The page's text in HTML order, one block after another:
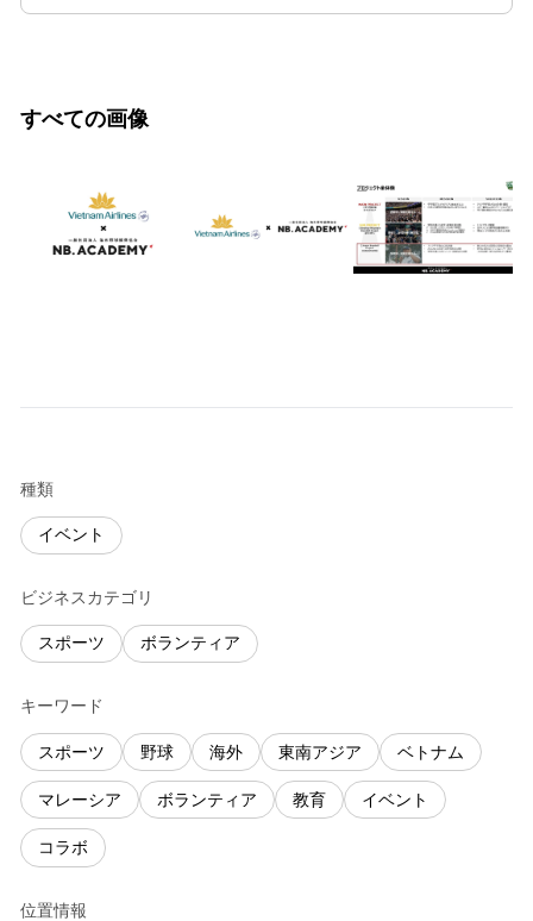
すべての画像
種類
イベント
ビジネスカテゴリ
スポーツ ボランティア
キーワード
スポーツ 野球 海外 東南アジア ベトナム
マレーシア ボランティア 教育 イベント
コラボ
位置情報